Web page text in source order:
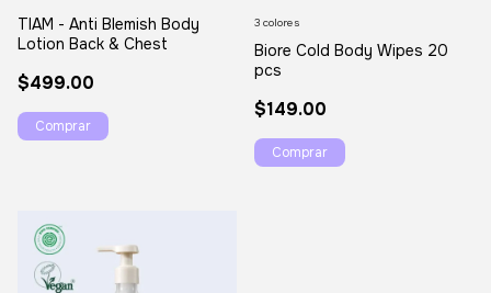
TIAM - Anti Blemish Body
Lotion Back & Chest
$499.00
Biore Cold Body Wipes 20
pcs
$149.00
3 colores
Comprar